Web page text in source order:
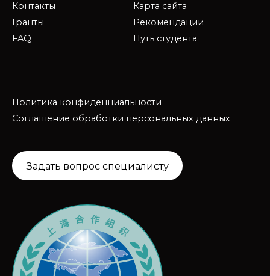
Контакты
Гранты
FAQ
Карта сайта
Рекомендации
Путь студента
Политика конфиденциальности
Соглашение обработки персональных данных
Задать вопрос специалисту